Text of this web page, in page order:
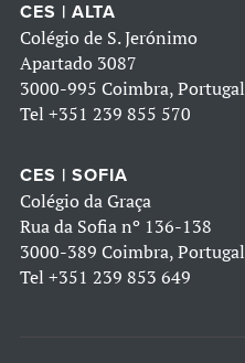
CES | ALTA
Colégio de S. Jerónimo
Apartado 3087
3000-995 Coimbra, Portugal
Tel +351 239 855 570
CES | SOFIA
Colégio da Graça
Rua da Sofia nº 136-138
3000-389 Coimbra, Portugal
Tel +351 239 853 649